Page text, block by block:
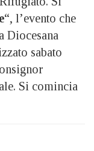
“, l’evento che
Diocesana
sabato
Si comincia